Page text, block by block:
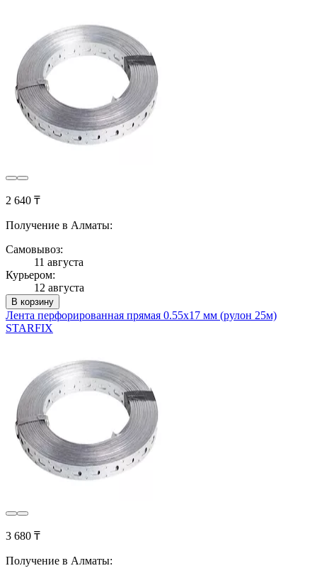
2 640 ₸
Получение в Алматы:
Самовывоз:
11 августа
Курьером:
12 августа
В корзину
Лента перфорированная прямая 0.55х17 мм (рулон 25м)
STARFIX
3 680 ₸
Получение в Алматы: